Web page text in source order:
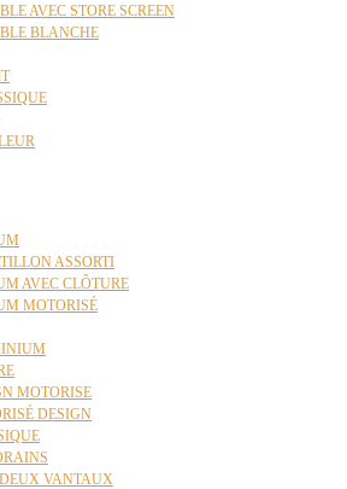
AVEC STORE SCREEN
BLANCHE
ASSORTI
AVEC CLÔTURE
MOTORISÉ
MOTORISE
DESIGN
VANTAUX